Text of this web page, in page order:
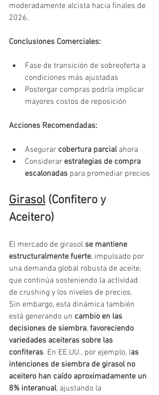
moderadamente alcista hacia finales de
2026.
Conclusiones Comerciales:
Fase de transición de sobreoferta a
condiciones más ajustadas
Postergar compras podría implicar
mayores costos de reposición
Acciones Recomendadas:
Asegurar cobertura parcial ahora
Considerar estrategias de compra
escalonadas para promediar precios
Girasol (Confitero y
Aceitero)
El mercado de girasol se mantiene
estructuralmente fuerte, impulsado por
una demanda global robusta de aceite,
que continúa sosteniendo la actividad
de crushing y los niveles de precios.
Sin embargo, esta dinámica también
está generando un cambio en las
decisiones de siembra, favoreciendo
variedades aceiteras sobre las
confiteras. En EE.UU., por ejemplo, las
intenciones de siembra de girasol no
aceitero han caído aproximadamente un
8% interanual, ajustando la